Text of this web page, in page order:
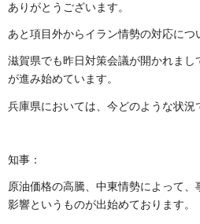
ありがとうございます。
あと項目外からイラン情勢の対応につ
滋賀県でも昨日対策会議が開かれま
が進み始めています。
兵庫県においては、今どのような状況
知事：
原油価格の高騰、中東情勢によって
影響というものが出始めております。